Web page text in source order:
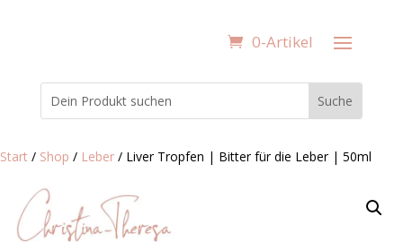
0-Artikel
Start / Shop / Leber / Liver Tropfen | Bitter für die Leber | 50ml